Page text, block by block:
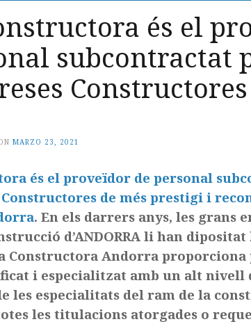
és el
subcontractat
MARZO 23, 2021
és el proveïdor de personal
Constructores de més prestigi i
. En els darrers anys, les grans
d’ANDORRA li han dipositat
Constructora Andorra proporciona
i especialitzat amb un alt nivell
les especialitats del ram de la
les titulacions atorgades o